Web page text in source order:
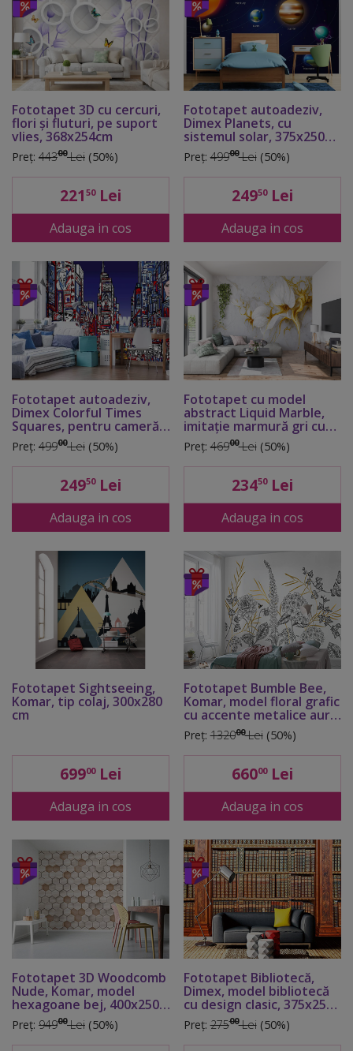
Fototapet 3D cu cercuri,
flori şi fluturi, pe suport
vlies, 368x254cm
Preț: 44300Lei (50%)
22150Lei
Adauga in cos
Fototapet autoadeziv,
Dimex Planets, cu
sistemul solar, 375x250
cm
Preț:49900Lei(50%)
24950Lei
Adauga in cos
Fototapet autoadeziv,
Dimex Colorful Times
Squares, pentru cameră
tineret, 375x250 cm
Preț: 49900Lei (50%)
24950Lei
Adauga in cos
Fototapet cu model
abstract Liquid Marble,
imitaţie marmură gri cu
detalii bej aurii,
368x254cm
Preț:46900Lei(50%)
23450Lei
Adauga in cos
Fototapet Sightseeing,
Komar, tip colaj, 300x280
cm
69900Lei
Adauga in cos
Fototapet Bumble Bee,
Komar, model floral grafic
cu accente metalice aurii,
400x280 cm
Preț:132000Lei(50%)
66000Lei
Adauga in cos
Fototapet 3D Woodcomb
Nude, Komar, model
hexagoane bej, 400x250
cm
Preț: 94900Lei (50%)
Fototapet Bibliotecă,
Dimex, model bibliotecă
cu design clasic, 375x250
cm
Preț:27500Lei(50%)